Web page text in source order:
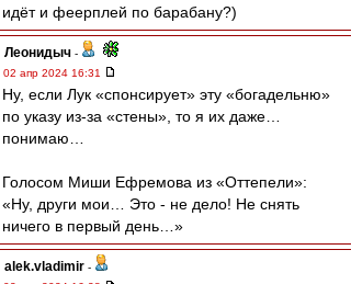
идёт и феерплей по барабану?)
Леонидыч -
02 апр 2024 16:31
Ну, если Лук «спонсирует» эту «богадельню»
по указу из-за «стены», то я их даже…
понимаю…
Голосом Миши Ефремова из «Оттепели»:
«Ну, други мои… Это - не дело! Не снять
ничего в первый день…»
alek.vladimir -